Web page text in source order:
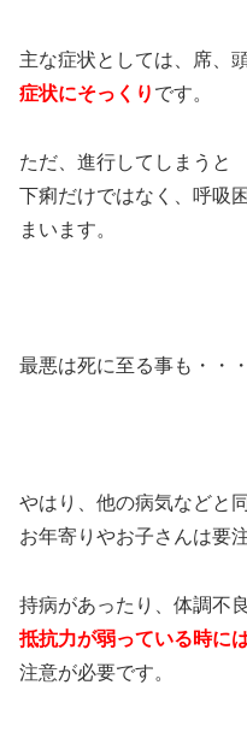
主な症状としては、席、
症状にそっくり です。
ただ、進行してしまうと
下痢だけではなく、呼吸
まいます。
最悪は死に至る事も・・
やはり、他の病気などと
お年寄りやお子さんは要注
持病があったり、体調不
抵抗力が弱っている時に
注意が必要です。